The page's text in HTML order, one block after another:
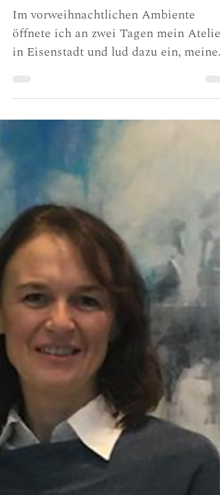
Vorweihnachtszeit 2025
Im vorweihnachtlichen Ambiente
öffnete ich an zwei Tagen mein Atelier
Arbeiten in einem ganz persönlichen
klassischen Ausstellungen entstand
eine besondere Nähe zu den Werken.
Besucherinnen und Besucher hatten die
Möglichkeit, die Bilder dort zu sehen,
wo sie entstehen. Zwischen Farben und
Materialien wurde der kreative Prozess
spürbar. Die vorweihnachtliche Zeit
verlieh diesen Tagen eine zusätzliche
Stimmun